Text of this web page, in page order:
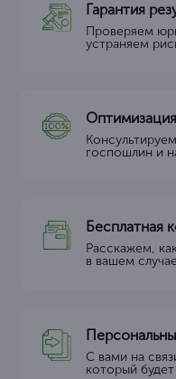
Гарантия
Проверяем
устраняем
госпошлин и
Бесплатная
Расскажем,
в вашем
С вами на
который